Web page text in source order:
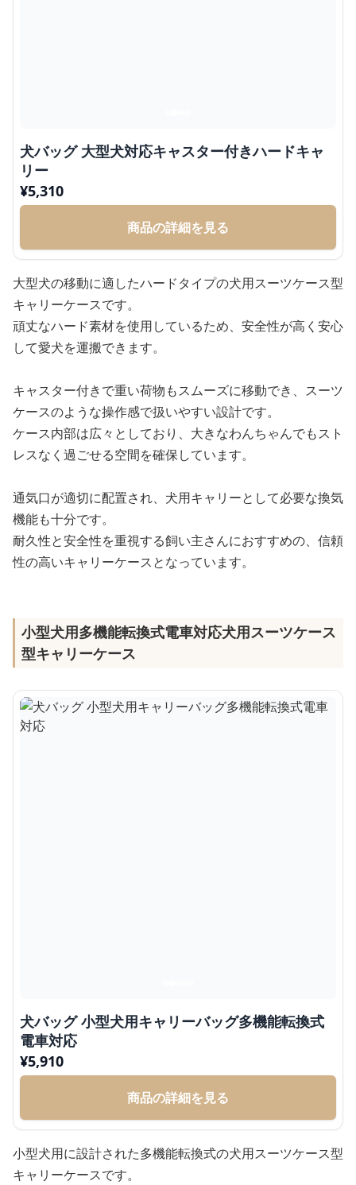
犬バッグ 大型犬対応キャスター付きハードキャ
リー
¥5,310
商品の詳細を見る
大型犬の移動に適したハードタイプの犬用スーツケース型
キャリーケースです。
頑丈なハード素材を使用しているため、安全性が高く安心
して愛犬を運搬できます。
キャスター付きで重い荷物もスムーズに移動でき、スーツ
ケースのような操作感で扱いやすい設計です。
ケース内部は広々としており、大きなわんちゃんでもスト
レスなく過ごせる空間を確保しています。
通気口が適切に配置され、犬用キャリーとして必要な換気
機能も十分です。
耐久性と安全性を重視する飼い主さんにおすすめの、信頼
性の高いキャリーケースとなっています。
小型犬用多機能転換式電車対応犬用スーツケース
型キャリーケース
犬バッグ 小型犬用キャリーバッグ多機能転換式
電車対応
¥5,910
商品の詳細を見る
小型犬用に設計された多機能転換式の犬用スーツケース型
キャリーケースです。